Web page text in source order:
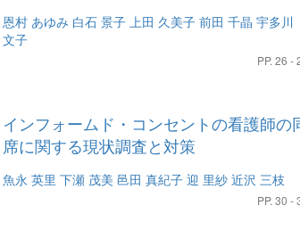
恩村 あゆみ 白石 景子 上田 久美子 前田 千晶 宇多川
文子
PP. 26 -
インフォームド・コンセントの看護師の
席に関する現状調査と対策
魚永 英里 下瀬 茂美 邑田 真紀子 迎 里紗 近沢 三枝
PP. 30 -